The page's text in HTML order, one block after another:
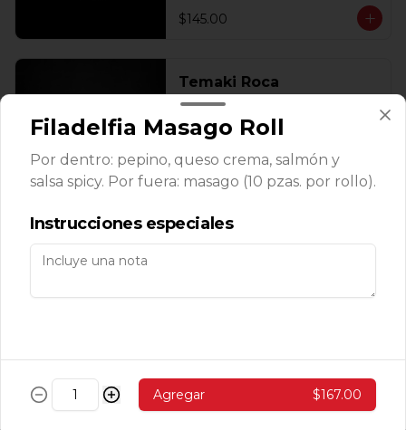
$145.00
Temaki Roca
Camarones roca, aguacate, masago y
queso enchipotlado 1 pz.
$143.00
Makis
Avocado Cucumber Roll
$139.00
Filadelfia Masago Roll
Por dentro: pepino, queso crema, salmón y
salsa spicy. Por fuera: masago (10 pzas. por rollo).
Instrucciones especiales
Agregar $167.00